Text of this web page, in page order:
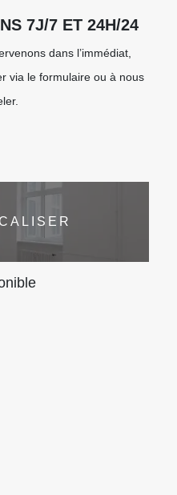
7J/7 ET 24H/24
dans l’immédiat,
via le formulaire ou à nous